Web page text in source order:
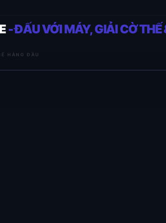
- ĐẤU VỚI MÁY, GIẢI CỜ THẾ
HÀNG ĐẦU